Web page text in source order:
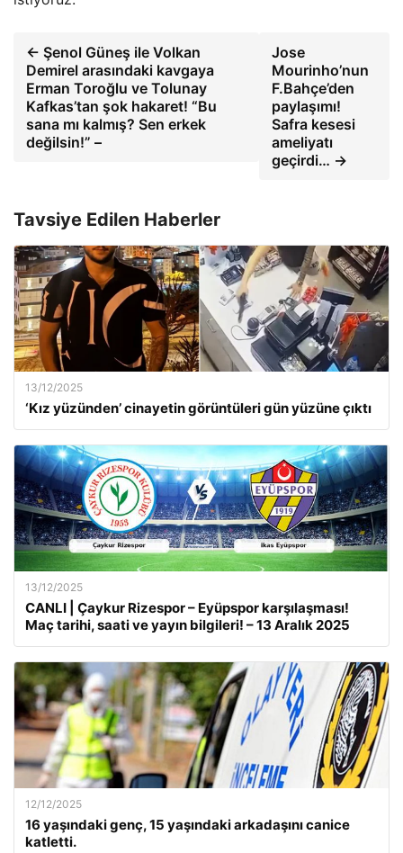
← Şenol Güneş ile Volkan
Demirel arasındaki kavgaya
Erman Toroğlu ve Tolunay
Kafkas’tan şok hakaret! “Bu
sana mı kalmış? Sen erkek
değilsin!” –
Jose
Mourinho’nun
F.Bahçe’den
paylaşımı!
Safra kesesi
ameliyatı
geçirdi… →
Tavsiye Edilen Haberler
13/12/2025
‘Kız yüzünden’ cinayetin görüntüleri gün yüzüne çıktı
13/12/2025
CANLI | Çaykur Rizespor – Eyüpspor karşılaşması!
Maç tarihi, saati ve yayın bilgileri! – 13 Aralık 2025
12/12/2025
16 yaşındaki genç, 15 yaşındaki arkadaşını canice
katletti.